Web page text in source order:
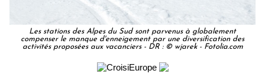
Les stations des Alpes du Sud sont parvenus à globalement
compenser le manque d'enneigement par une diversification des
activités proposées aux vacanciers - DR : © wjarek - Fotolia.com